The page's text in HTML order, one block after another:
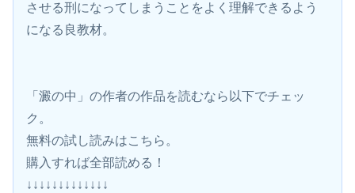
させる刑になってしまうことをよく理解できるよう
になる良教材。
「澱の中」の作者の作品を読むなら以下でチェッ
ク。
無料の試し読みはこちら。
購入すれば全部読める！
↓↓↓↓↓↓↓↓↓↓↓↓↓